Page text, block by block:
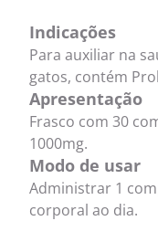
Indicações
Para auxiliar na
gatos, contém
Apresentação
Frasco com 30
1000mg.
Modo de usar
Administrar 1
corporal ao dia.